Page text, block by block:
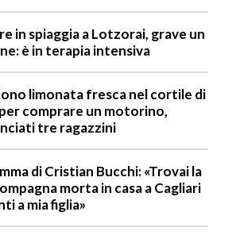
in spiaggia a Lotzorai, grave un
è in terapia intensiva
limonata fresca nel cortile di
comprare un motorino,
tre ragazzini
di Cristian Bucchi: «Trovai la
morta in casa a Cagliari
a mia figlia»